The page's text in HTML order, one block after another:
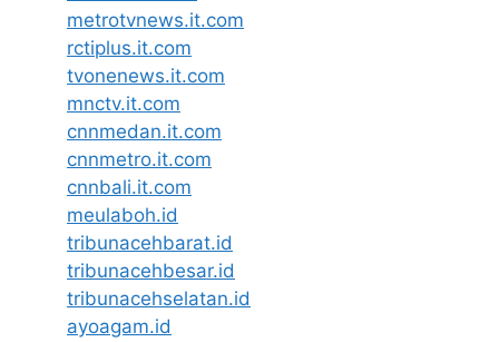
metrotvnews.it.com
rctiplus.it.com
tvonenews.it.com
mnctv.it.com
cnnmedan.it.com
cnnmetro.it.com
cnnbali.it.com
meulaboh.id
tribunacehbarat.id
tribunacehbesar.id
tribunacehselatan.id
ayoagam.id